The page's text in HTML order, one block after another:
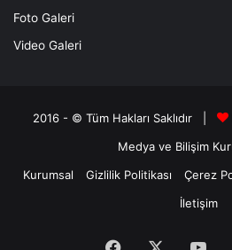
Foto Galeri
Video Galeri
2016 - © Tüm Hakları Saklıdır |
Medya ve Bilişim
Kurumsal
Gizlilik Politikası Çerez
İletişim